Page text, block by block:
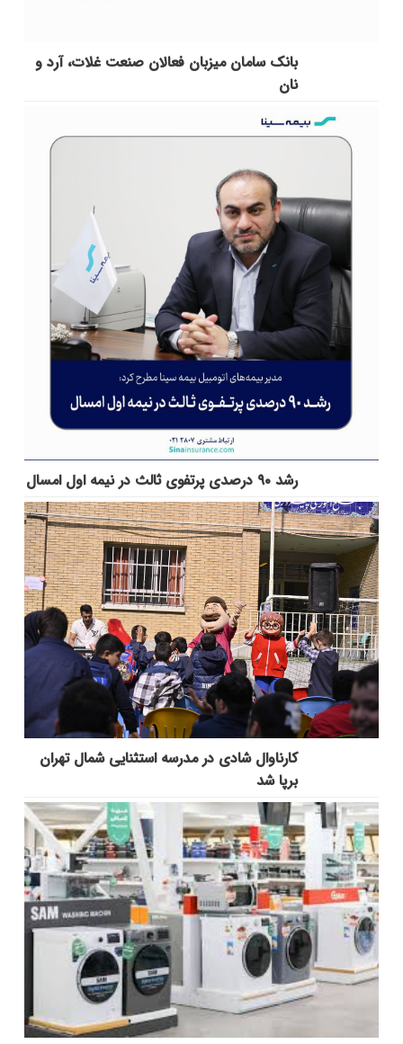
بانک سامان میزبان فعالان صنعت غلات، آرد و
نان
رشد ۹۰ درصدی پرتفوی ثالث در نیمه اول امسال
کارناوال شادی در مدرسه استثنایی شمال تهران
برپا شد